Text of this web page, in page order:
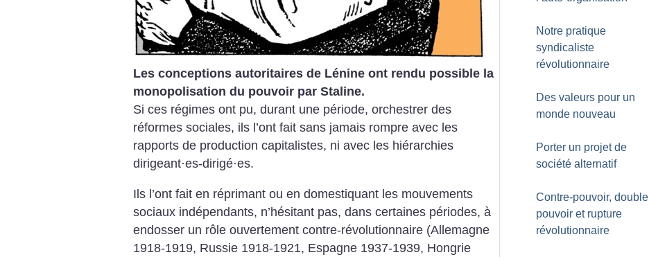
Les conceptions autoritaires de Lénine ont rendu possible la
monopolisation du pouvoir par Staline.
Si ces régimes ont pu, durant une période, orchestrer des
réformes sociales, ils l’ont fait sans jamais rompre avec les
rapports de production capitalistes, ni avec les hiérarchies
dirigeant·es-dirigé·es.
Ils l’ont fait en réprimant ou en domestiquant les mouvements
sociaux indépendants, n’hésitant pas, dans certaines périodes, à
endosser un rôle ouvertement ­contre-révolutionnaire (Allemagne
1918-1919, Russie 1918-1921, Espagne 1937-1939, Hongrie
Notre pratique
syndicaliste
révolutionnaire
Des valeurs pour un
monde nouveau
Porter un projet de
société alternatif
Contre-pouvoir, double
pouvoir et rupture
révolutionnaire